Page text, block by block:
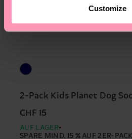
Customize
2-Pack Kids Planet Dog
CHF 15
AUF LAGER
SPARE MIND. 15 % AUF 2ER-